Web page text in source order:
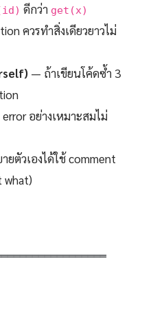
ดีกว่า get(x)
ควรทำสิ่งเดียวยาวไม่
— ถ้าเขียนโค้ดซ้ำ 3
อย่างเหมาะสมไม่
ตัวเองได้ใช้ comment
what)